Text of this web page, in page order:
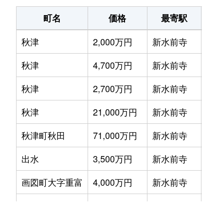
町名 価格
最寄駅
秋津
2,000万円 新水前寺
秋津
4,700万円 新水前寺
秋津
2,700万円 新水前寺
秋津
21,000万円 新水前寺
秋津町秋田
71,000万円 新水前寺
出水
3,500万円 新水前寺
画図町大字重富
4,000万円 新水前寺